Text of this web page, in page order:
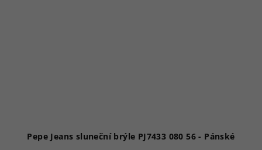
Pepe Jeans sluneční brýle PJ7433 080 56 - Pánské